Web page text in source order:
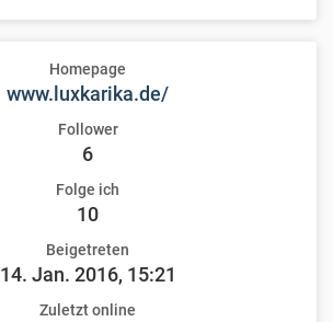
Homepage
www.luxkarika.de/
Follower
6
Folge ich
10
Beigetreten
14. Jan. 2016, 15:21
Zuletzt online